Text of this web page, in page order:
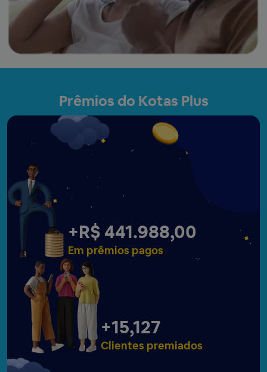
Prêmios do Kotas Plus
+R$ 441.990,00
Em prêmios pagos
+15,129
Clientes premiados